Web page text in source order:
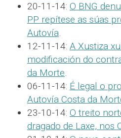
20-11-14: O BNG
PP repítese as súas
Autovía.
12-11-14: A Xustiza
modificación do
da Morte.
06-11-14: É legal o
Autovía Costa da
23-10-14: O treito
dragado de Laxe, nos